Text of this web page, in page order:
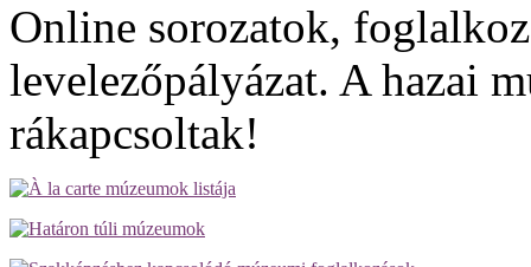
Online sorozatok,
levelezőpályázat. A hazai
rákapcsoltak!